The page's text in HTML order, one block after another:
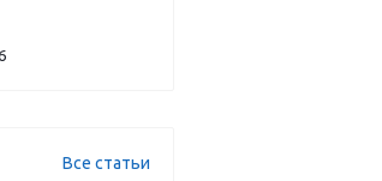
Все статьи